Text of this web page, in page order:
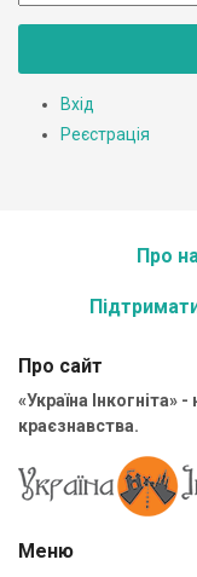
Вхід
Реєстрація
Про
Про сайт
«Україна Інкогніта»
краєзнавства.
Меню